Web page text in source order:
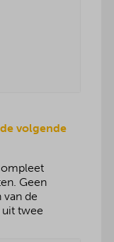
volgende
Geen
de
uit twee